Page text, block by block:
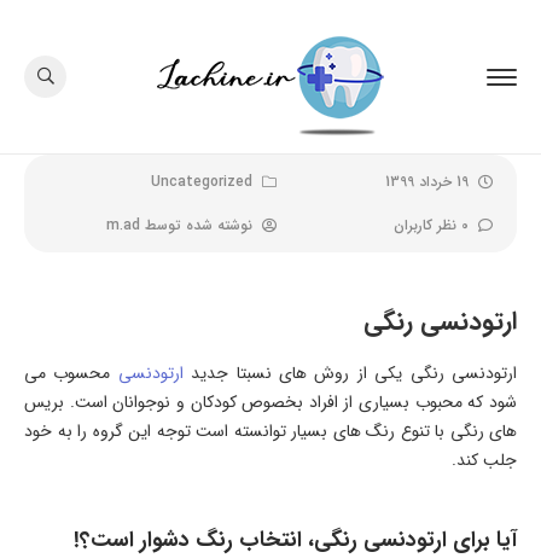
19 خرداد 1399
Uncategorized
0 نظر کاربران
نوشته شده توسط m.ad
ارتودنسی رنگی
ارتودنسی رنگی یکی از روش های نسبتا جدید ارتودنسی محسوب می
شود که محبوب بسیاری از افراد بخصوص کودکان و نوجوانان است. بریس
های رنگی با تنوع رنگ های بسیار توانسته است توجه این گروه را به خود
جلب کند.
آیا برای ارتودنسی رنگی، انتخاب رنگ دشوار است؟!